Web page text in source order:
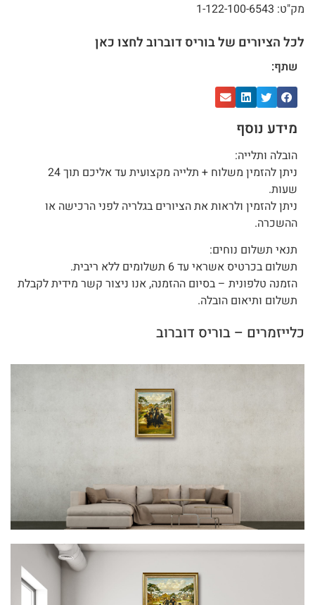
מק"ט: 1-122-100-6543
לכל הציורים של בוריס דוברוב לחצו כאן
שתף:
מידע נוסף
הובלה ותלייה:
ניתן להזמין משלוח + תלייה מקצועית עד אליכם תוך 24
שעות.
ניתן להזמין ולראות את הציורים בגלריה לפני הרכישה או
ההשכרה.
תנאי תשלום נוחים:
תשלום בכרטיס אשראי עד 6 תשלומים ללא ריבית.
הזמנה טלפונית – בסיום ההזמנה, אנו ניצור קשר מידית לקבלת
תשלום ותיאום הובלה.
כלייזמרים – בוריס דוברוב